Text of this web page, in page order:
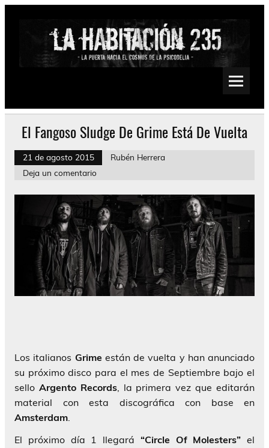
Saltar
Psychedelic, Stoner, Doom, Sludge, Fuzz, Space, Drone
El Fangoso Sludge De Grime Está De Vuelta
21 de agosto 2015
Rubén Herrera
Deja un comentario
Los italianos Grime están de vuelta y han anunciado
su próximo disco para el mes de Septiembre bajo el
sello Argento Records, la primera vez que editarán
material con esta discográfica con base en
Amsterdam.
El próximo día 1 llegará “Circle Of Molesters” el